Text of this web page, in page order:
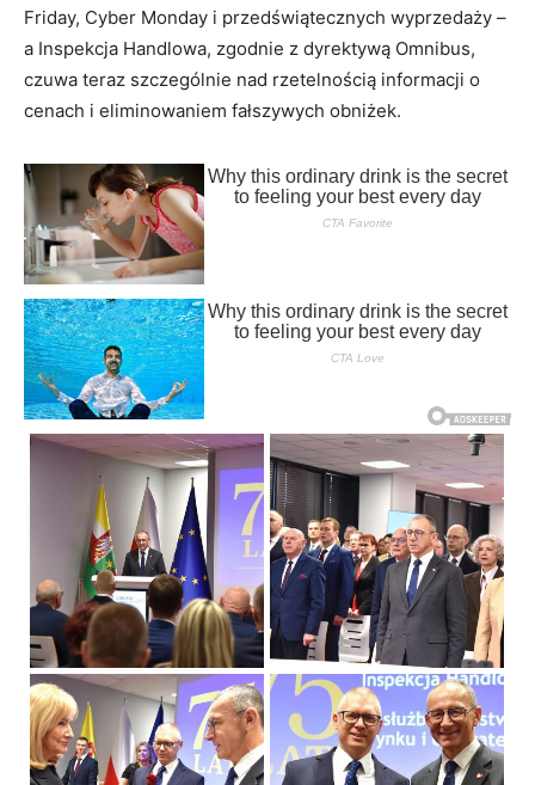
Friday, Cyber Monday i przedświątecznych wyprzedaży –
a Inspekcja Handlowa, zgodnie z dyrektywą Omnibus,
czuwa teraz szczególnie nad rzetelnością informacji o
cenach i eliminowaniem fałszywych obniżek.